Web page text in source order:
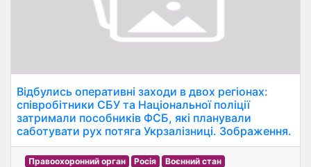
Відбулись оперативні заходи в двох регіонах:
співробітники СБУ та Національної поліції
затримали пособників ФСБ, які планували
саботувати рух потяга Укрзалізниці. Зображення.
Правоохоронний орган Росія Воєнний стан